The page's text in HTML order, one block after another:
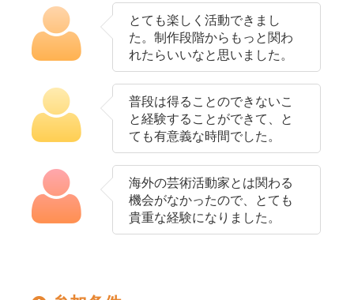
とても楽しく活動できまし
た。制作段階からもっと関わ
れたらいいなと思いました。
普段は得ることのできないこ
と経験することができて、と
ても有意義な時間でした。
海外の芸術活動家とは関わる
機会がなかったので、とても
貴重な経験になりました。